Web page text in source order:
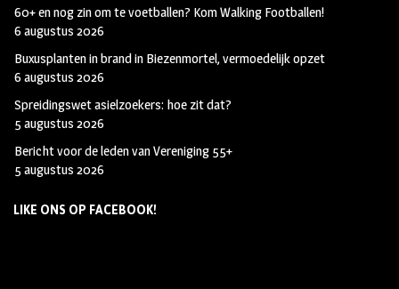
60+ en nog zin om te voetballen? Kom Walking Footballen!
6 augustus 2026
Buxusplanten in brand in Biezenmortel, vermoedelijk opzet
6 augustus 2026
Spreidingswet asielzoekers: hoe zit dat?
5 augustus 2026
Bericht voor de leden van Vereniging 55+
5 augustus 2026
LIKE ONS OP FACEBOOK!